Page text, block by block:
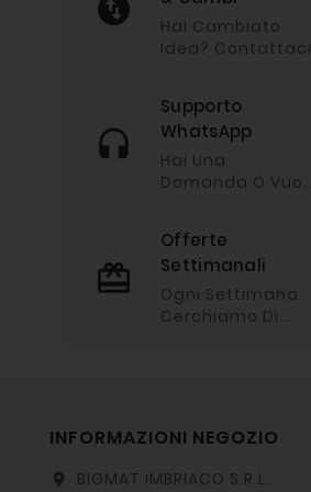
Hai Cambiato
Idea? Contattaci
Supporto
WhatsApp
Hai Una
Domanda O Vuoi
Imviaci Un
Messaggio Via
Whatsapp
Offerte
Settimanali
Ogni Settimana
Cerchiamo Di
INFORMAZIONI NEGOZIO
location_on
BIGMAT IMBRIACO S.R.L.